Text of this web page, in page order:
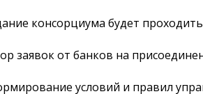
консорциума будет
заявок от банков на
условий и правил